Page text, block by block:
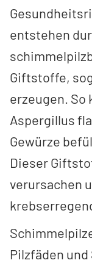
entstehen
Giftstoffe,
erzeugen. So
Aspergillus
Gewürze
Dieser
verursachen
Pilzfäden